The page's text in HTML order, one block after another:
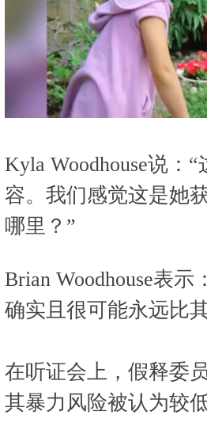
Kyla Woodhouse说：
容。我们感觉这是她
哪里？”
Brian Woodhouse表
确实且很可能永远比
在听证会上，假释委
其暴力风险被认为较